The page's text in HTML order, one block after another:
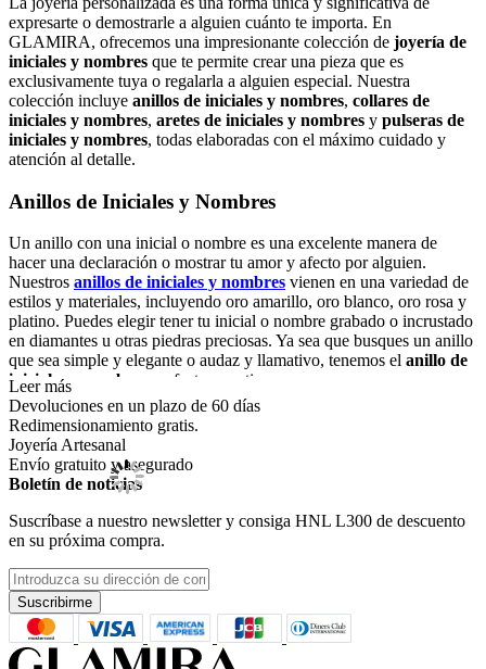
expresarte o demostrarle a alguien cuánto te importa. En
GLAMIRA, ofrecemos una impresionante colección de joyería de
iniciales y nombres que te permite crear una pieza que es
exclusivamente tuya o regalarla a alguien especial. Nuestra
colección incluye anillos de iniciales y nombres, collares de
iniciales y nombres, aretes de iniciales y nombres y pulseras de
iniciales y nombres, todas elaboradas con el máximo cuidado y
atención al detalle.
Anillos de Iniciales y Nombres
Un anillo con una inicial o nombre es una excelente manera de
hacer una declaración o mostrar tu amor y afecto por alguien.
Nuestros anillos de iniciales y nombres vienen en una variedad de
estilos y materiales, incluyendo oro amarillo, oro blanco, oro rosa y
platino. Puedes elegir tener tu inicial o nombre grabado o incrustado
en diamantes u otras piedras preciosas. Ya sea que busques un anillo
que sea simple y elegante o audaz y llamativo, tenemos el anillo de
iniciales y nombres
perfecto para ti.
Collares con Iniciales y Nombres
Nuestroscollares con iniciales y nombres
para aquellos que desean tener a sus seres queridos cerca de su
materiales y estilos, incluyendo delicadas cadenas o diseños más
sustanciales. Puede elegir tener su inicial o nombre grabado en un
Nuestroscollares con iniciales y nombres
el uso diario como para ocasiones especiales.
Aretes con Iniciales y Nombres
Leer más
Devoluciones en un plazo de 60 días
Redimensionamiento gratis.
Joyería Artesanal
Envío gratuito y asegurado
Boletín de noticias
Suscríbase a nuestro newsletter y consiga HNL L300 de descuento
en su próxima compra.
Suscribirme